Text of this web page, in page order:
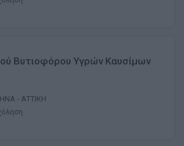
Βυτιοφόρου Υγρών Καυσίμων
- ΑΤΤΙΚΗ